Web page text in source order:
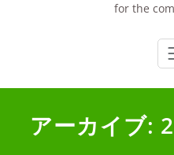
for the
アーカイブ: